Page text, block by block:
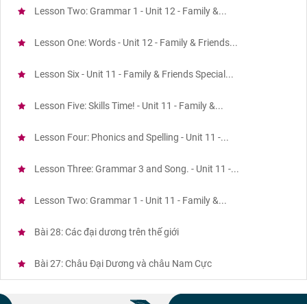
Lesson Two: Grammar 1 - Unit 12 - Family &...
Lesson One: Words - Unit 12 - Family & Friends...
Lesson Six - Unit 11 - Family & Friends Special...
Lesson Five: Skills Time! - Unit 11 - Family &...
Lesson Four: Phonics and Spelling - Unit 11 -...
Lesson Three: Grammar 3 and Song. - Unit 11 -...
Lesson Two: Grammar 1 - Unit 11 - Family &...
Bài 28: Các đại dương trên thế giới
Bài 27: Châu Đại Dương và châu Nam Cực